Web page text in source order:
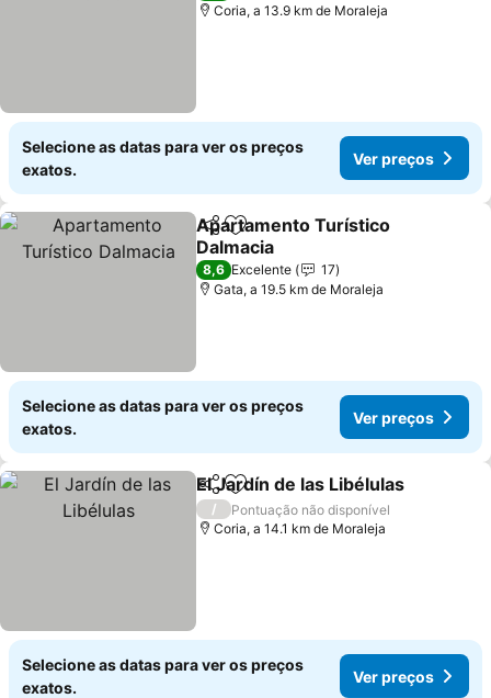
Coria, a 13.9 km de Moraleja
Selecione as datas para ver os preços
exatos.
Ver preços
PartilharAdicionar aos favoritos
Apartamento Turístico
Dalmacia
8,6 Excelente
17
Gata, a 19.5 km de Moraleja
Selecione as datas para ver os preços
exatos.
Ver preços
PartilharAdicionar aos favoritos
El Jardín de las Libélulas
/
Pontuação não disponível
Coria, a 14.1 km de Moraleja
Selecione as datas para ver os preços
exatos.
Ver preços